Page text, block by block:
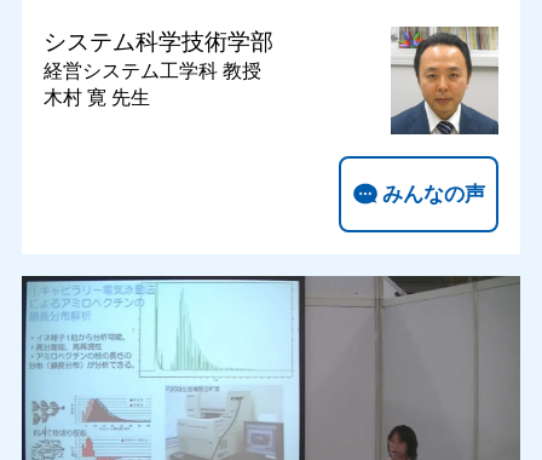
システム科学技術学部
経営システム工学科 教授
木村 寛 先生
みんなの声